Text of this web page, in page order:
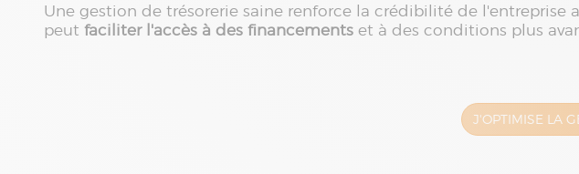
Une gestion de trésorerie saine renforce la crédibilité de l'entreprise
peut faciliter l'accès à des financements et à des conditions plus
J'OPTIMISE LA